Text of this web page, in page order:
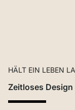
HÄLT EIN LEBEN
Zeitloses Design